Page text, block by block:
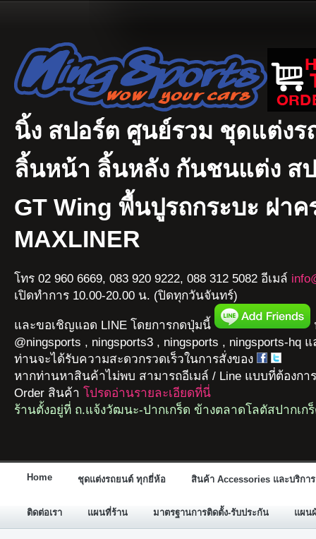
นิ้ง สปอร์ต ศูนย์รวม ชุดแต่งร
ลิ้นหน้า ลิ้นหลัง กันชนแต่ง สป
GT Wing พื้นปูรถกระบะ ฝาค
MAXLINER
โทร 02 960 6669, 083 920 9222, 088 312 5082 อีเมล์
เปิดทำการ 10.00-20.00 น. (ปิดทุกวันจันทร์)
และขอเชิญแอด LINE โดยการกดปุ่มนี้
@ningsports , ningsports3 , ningsports , ningsports-hq
ท่านจะได้รับความสะดวกรวดเร็วในการสั่งของ
หากท่านหาสินค้าไม่พบ สามารถอีเมล์ / Line แบบที่ต้องกา
Order สินค้า โปรดอ่านรายละเอียดที่นี่
ร้านตั้งอยู่ที่ ถ.แจ้งวัฒนะ-ปากเกร็ด ข้างตลาดโลตัสปากเก
Home ชุดแต่งรถยนต์ ทุกยี่ห้อ สินค้า Accessories และบริการ
ติดต่อเรา แผนที่ร้าน มาตรฐานการติดตั้ง-รับประกัน แผน